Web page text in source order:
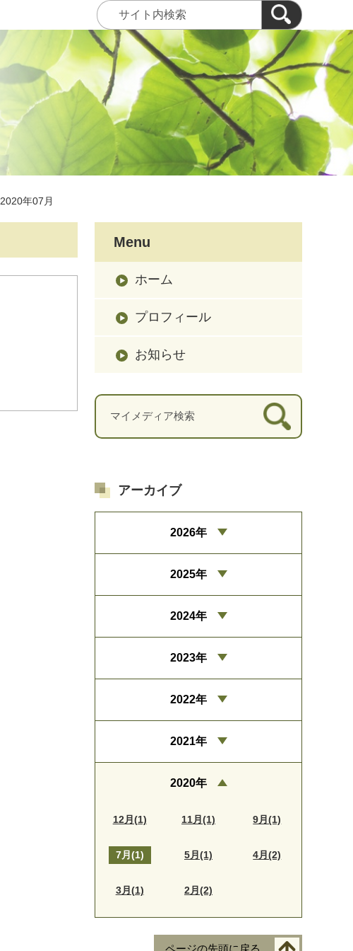
2020年07月
Menu
ホーム
プロフィール
お知らせ
アーカイブ
2026年
2025年
2024年
2023年
2022年
2021年
2020年
12月(1) 11月(1) 9月(1)
7月(1) 5月(1) 4月(2)
3月(1) 2月(2)